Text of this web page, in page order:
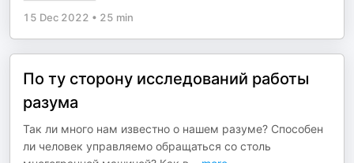
15 Dec 2022 • 25 min
По ту сторону исследований работы
разума
Так ли много нам известно о нашем разуме? Способен
ли человек управляемо обращаться со столь